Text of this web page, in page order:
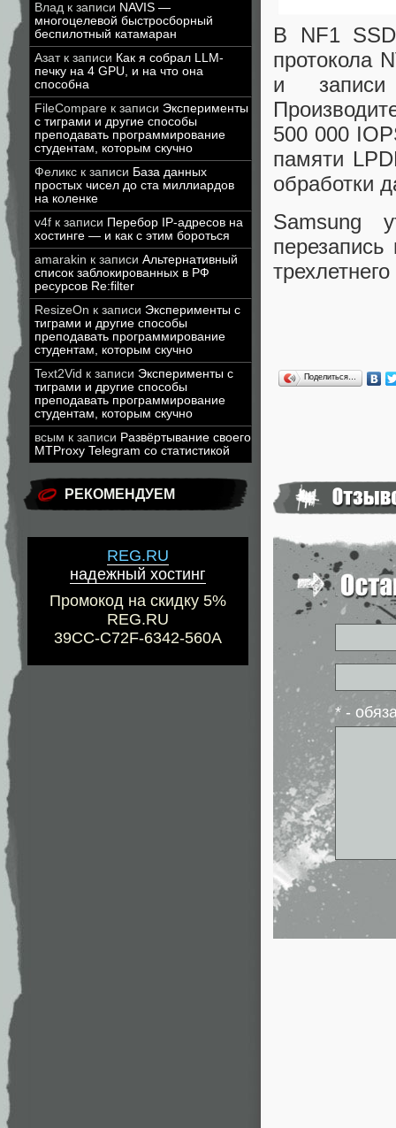
Влад к записи NAVIS —
многоцелевой быстросборный
беспилотный катамаран
Азатк записи Как я собрал LLM-
печку на 4 GPU, и на что она
способна
FileCompare к записи Эксперименты
с тиграми и другие способы
преподавать программирование
студентам, которым скучно
Феликс к записи База данных
простых чисел до ста миллиардов
на коленке
v4f к записи Перебор IP-адресов на
хостинге — и как с этим бороться
amarakin к записи Альтернативный
список заблокированных в РФ
ресурсов Re:filter
ResizeOn к записи Эксперименты с
тиграми и другие способы
преподавать программирование
студентам, которым скучно
Text2Vid к записи Эксперименты с
тиграми и другие способы
преподавать программирование
студентам, которым скучно
всым к записи Развёртывание своего
MTProxy Telegram со статистикой
РЕКОМЕНДУЕМ
REG.RU
надежный хостинг
Промокод на скидку 5%
REG.RU
39CC-C72F-6342-560A
В NF1 SSD
протокола
и
500 000
памяти
обработки
Samsung
Поделиться…
* -